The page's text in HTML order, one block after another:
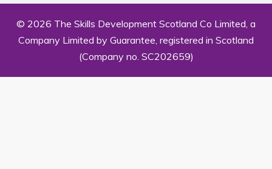
© 2026 The Skills Development Scotland Co Limited, a
Company Limited by Guarantee, registered in Scotland
(Company no. SC202659)